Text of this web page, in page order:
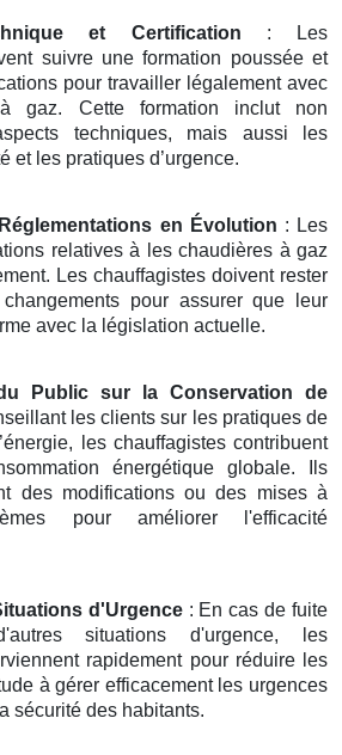
et Certification : Les
suivre une formation poussée et
pour travailler légalement avec
gaz. Cette formation inclut non
techniques, mais aussi les
et les pratiques d’urgence.
en Évolution : Les
relatives à les chaudières à gaz
Les chauffagistes doivent rester
pour assurer que leur
avec la législation actuelle.
Public sur la Conservation de
les clients sur les pratiques de
les chauffagistes contribuent
énergétique globale. Ils
des modifications ou des mises à
pour améliorer l'efficacité
d'Urgence: En cas de fuite
situations d'urgence, les
rapidement pour réduire les
à gérer efficacement les urgences
sécurité des habitants.